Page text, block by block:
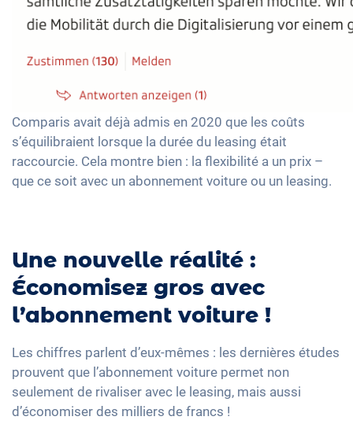
Comparis avait déjà admis en 2020 que les coûts
s’équilibraient lorsque la durée du leasing était
raccourcie. Cela montre bien : la flexibilité a un prix –
que ce soit avec un abonnement voiture ou un leasing.
Une nouvelle réalité :
Économisez gros avec
l’abonnement voiture !
Les chiffres parlent d’eux-mêmes : les dernières études
prouvent que l’abonnement voiture permet non
seulement de rivaliser avec le leasing, mais aussi
d’économiser des milliers de francs !